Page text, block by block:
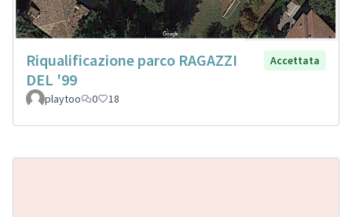
Riqualificazione parco RAGAZZI
DEL '99
Accettata
playtoo 0 18